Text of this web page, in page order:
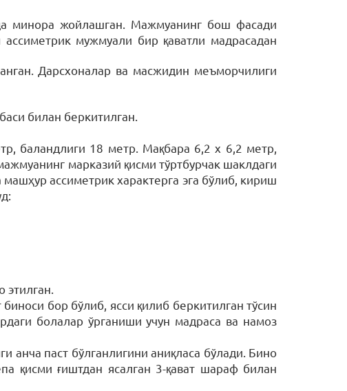
минора жойлашган. Мажмуанинг бош фасади
мужмуали бир қаватли мадрасадан
Дарсхоналар ва масжидин меъморчилиги
билан беркитилган.
баландлиги 18 метр. Мақбара 6,2 х 6,2 метр,
марказий қисми тўртбурчак шаклдаги
ассиметрик характерга эга бўлиб, кириш
бор бўлиб, ясси қилиб беркитилган тўсин
болалар ўрганиши учун мадраса ва намоз
анча паст бўлганлигини аниқласа бўлади. Бино
қисми ғиштдан ясалган 3-қават шараф билан